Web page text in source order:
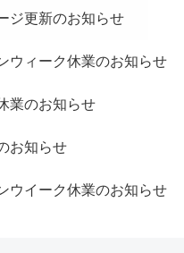
ジ更新のお知らせ
ウィーク休業のお知らせ
業のお知らせ
お知らせ
ウイーク休業のお知らせ